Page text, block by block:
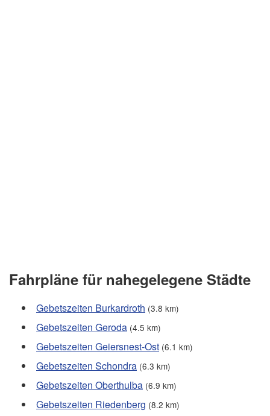
Fahrpläne für nahegelegene Städte
Gebetszeiten Burkardroth (3.8 km)
Gebetszeiten Geroda (4.5 km)
Gebetszeiten Geiersnest-Ost (6.1 km)
Gebetszeiten Schondra (6.3 km)
Gebetszeiten Oberthulba (6.9 km)
Gebetszeiten Riedenberg (8.2 km)